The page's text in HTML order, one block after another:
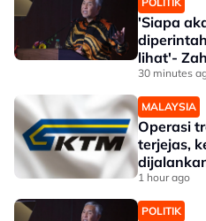
'Siapa
lihat'-
30 minutes
MALAYSIA
Operasi
terjejas,
1 hour ago
POLITIK